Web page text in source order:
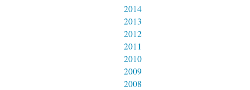
2014
2013
2012
2011
2010
2009
2008